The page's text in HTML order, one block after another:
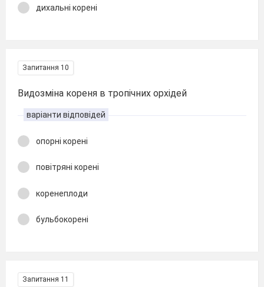
дихальні корені
Запитання 10
Видозміна кореня в тропічних орхідей
варіанти відповідей
опорні корені
повітряні корені
коренеплоди
бульбокорені
Запитання 11